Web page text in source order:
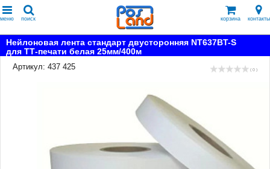
меню поиск корзина контакты
Нейлоновая лента стандарт двусторонняя NT637BT-S
для ТТ-печати белая 25мм/400м
Артикул: 437 425
( 0 )